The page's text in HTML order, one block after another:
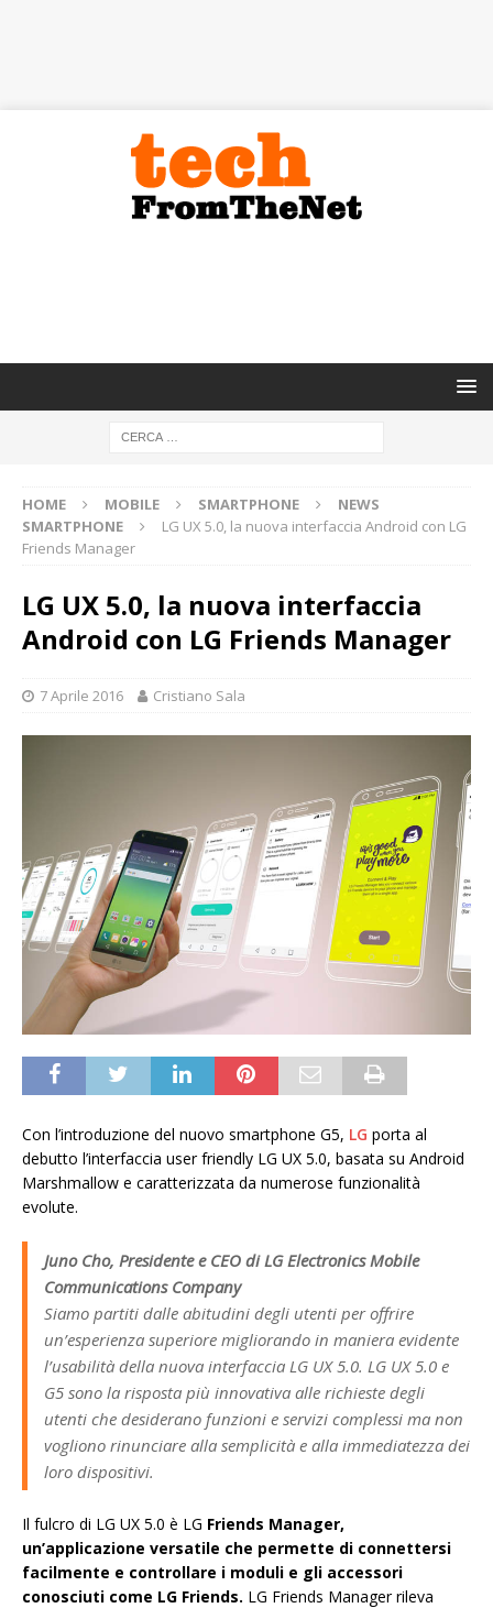
HOME MOBILE SMARTPHONE
NEWS
SMARTPHONE
LG UX 5.0, la nuova interfaccia Android con LG
Friends Manager
LG UX 5.0, la nuova interfaccia
Android con LG Friends Manager
7 Aprile 2016 Cristiano Sala
Con l’introduzione del nuovo smartphone G5, LG porta al
debutto l’interfaccia user friendly LG UX 5.0, basata su Android
Marshmallow e caratterizzata da numerose funzionalità
evolute.
Juno Cho, Presidente e CEO di LG Electronics Mobile
Communications Company
Siamo partiti dalle abitudini degli utenti per offrire
un’esperienza superiore migliorando in maniera evidente
l’usabilità della nuova interfaccia LG UX 5.0. LG UX 5.0 e
G5 sono la risposta più innovativa alle richieste degli
utenti che desiderano funzioni e servizi complessi ma non
vogliono rinunciare alla semplicità e alla immediatezza dei
loro dispositivi.
Il fulcro di LG UX 5.0 è LG Friends Manager,
un’applicazione versatile che permette di connettersi
facilmente e controllare i moduli e gli accessori
conosciuti come LG Friends. LG Friends Manager rileva